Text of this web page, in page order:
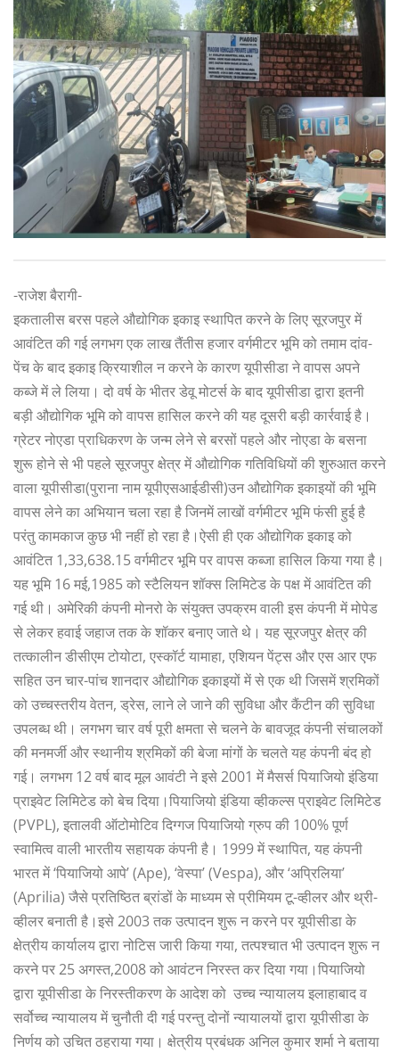
-राजेश बैरागी-
इकतालीस बरस पहले औद्योगिक इकाइ स्थापित करने के लिए सूरजपुर में
आवंटित की गई लगभग एक लाख तैंतीस हजार वर्गमीटर भूमि को तमाम दांव-
पेंच के बाद इकाइ क्रियाशील न करने के कारण यूपीसीडा ने वापस अपने
कब्जे में ले लिया। दो वर्ष के भीतर डेवू मोटर्स के बाद यूपीसीडा द्वारा इतनी
बड़ी औद्योगिक भूमि को वापस हासिल करने की यह दूसरी बड़ी कार्रवाई है।
ग्रेटर नोएडा प्राधिकरण के जन्म लेने से बरसों पहले और नोएडा के बसना
शुरू होने से भी पहले सूरजपुर क्षेत्र में औद्योगिक गतिविधियों की शुरुआत करने
वाला यूपीसीडा(पुराना नाम यूपीएसआईडीसी)उन औद्योगिक इकाइयों की भूमि
वापस लेने का अभियान चला रहा है जिनमें लाखों वर्गमीटर भूमि फंसी हुई है
परंतु कामकाज कुछ भी नहीं हो रहा है।ऐसी ही एक औद्योगिक इकाइ को
आवंटित 1,33,638.15 वर्गमीटर भूमि पर वापस कब्जा हासिल किया गया है।
यह भूमि 16 मई,1985 को स्टैलियन शॉक्स लिमिटेड के पक्ष में आवंटित की
गई थी। अमेरिकी कंपनी मोनरो के संयुक्त उपक्रम वाली इस कंपनी में मोपेड
से लेकर हवाई जहाज तक के शॉकर बनाए जाते थे। यह सूरजपुर क्षेत्र की
तत्कालीन डीसीएम टोयोटा, एस्कॉर्ट यामाहा, एशियन पेंट्स और एस आर एफ
सहित उन चार-पांच शानदार औद्योगिक इकाइयों में से एक थी जिसमें श्रमिकों
को उच्चस्तरीय वेतन, ड्रेस, लाने ले जाने की सुविधा और कैंटीन की सुविधा
उपलब्ध थी। लगभग चार वर्ष पूरी क्षमता से चलने के बावजूद कंपनी संचालकों
की मनमर्जी और स्थानीय श्रमिकों की बेजा मांगों के चलते यह कंपनी बंद हो
गई। लगभग 12 वर्ष बाद मूल आवंटी ने इसे 2001 में मैसर्स पियाजियो इंडिया
प्राइवेट लिमिटेड को बेच दिया।पियाजियो इंडिया व्हीकल्स प्राइवेट लिमिटेड
(PVPL), इतालवी ऑटोमोटिव दिग्गज पियाजियो ग्रुप की 100% पूर्ण
स्वामित्व वाली भारतीय सहायक कंपनी है। 1999 में स्थापित, यह कंपनी
भारत में ‘पियाजियो आपे’ (Ape), ‘वेस्पा’ (Vespa), और ‘अप्रिलिया’
(Aprilia) जैसे प्रतिष्ठित ब्रांडों के माध्यम से प्रीमियम टू-व्हीलर और थ्री-
व्हीलर बनाती है।इसे 2003 तक उत्पादन शुरू न करने पर यूपीसीडा के
क्षेत्रीय कार्यालय द्वारा नोटिस जारी किया गया, तत्पश्चात भी उत्पादन शुरू न
करने पर 25 अगस्त,2008 को आवंटन निरस्त कर दिया गया।पियाजियो
द्वारा यूपीसीडा के निरस्तीकरण के आदेश को उच्च न्यायालय इलाहाबाद व
सर्वोच्च न्यायालय में चुनौती दी गई परन्तु दोनों न्यायालयों द्वारा यूपीसीडा के
निर्णय को उचित ठहराया गया। क्षेत्रीय प्रबंधक अनिल कुमार शर्मा ने बताया